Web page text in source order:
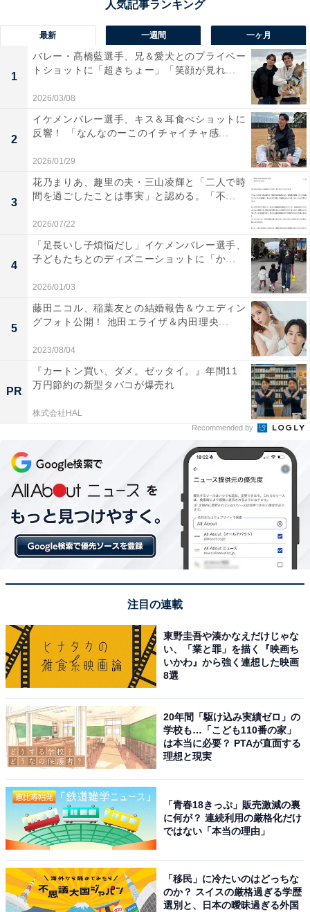
最新 一週間 一ヶ月
1
バレー・髙橋藍選手、兄＆愛犬とのプライベー
トショットに「超きちょー」「笑顔が見れ...
2026/03/08
2
イケメンバレー選手、キス＆耳食べショットに
反響！ 「なんなのーこのイチャイチャ感...
2026/01/29
3
花乃まりあ、趣里の夫・三山凌輝と「二人で時
間を過ごしたことは事実」と認める。「不...
2026/07/22
4
「足長いし子煩悩だし」イケメンバレー選手、
子どもたちとのディズニーショットに「か...
2026/01/03
5
藤田ニコル、稲葉友との結婚報告＆ウエディン
グフォト公開！ 池田エライザ＆内田理央...
2023/08/04
PR
『カートン買い、ダメ。ゼッタイ。』年間11
万円節約の新型タバコが爆売れ
株式会社HAL
Recommended by
注目の連載
東野圭吾や湊かなえだけじゃな
い、「業と罪」を描く『映画ち
いかわ』から強く連想した映画
8選
20年間「駆け込み実績ゼロ」の
学校も…「こども110番の家」
は本当に必要？ PTAが直面する
理想と現実
「青春18きっぷ」販売激減の裏
に何が？ 連続利用の厳格化だけ
ではない「本当の理由」
「移民」に冷たいのはどっちな
のか？ スイスの厳格過ぎる学歴
選別と、日本の曖昧過ぎる外国